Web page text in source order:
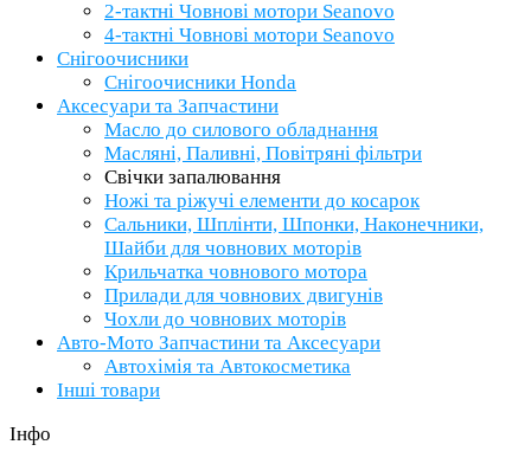
2-тактні Човнові мотори Seanovo
4-тактні Човнові мотори Seanovo
Снігоочисники
Снігоочисники Honda
Аксесуари та Запчастини
Масло до силового обладнання
Масляні, Паливні, Повітряні фільтри
Свічки запалювання
Ножі та ріжучі елементи до косарок
Сальники, Шплінти, Шпонки, Наконечники,
Шайби для човнових моторів
Крильчатка човнового мотора
Прилади для човнових двигунів
Чохли до човнових моторів
Авто-Мото Запчастини та Аксесуари
Автохімія та Автокосметика
Інші товари
Інфо